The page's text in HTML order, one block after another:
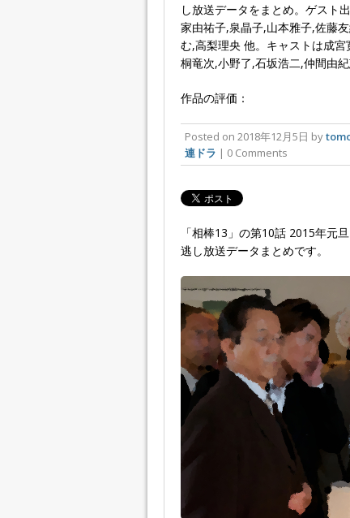
し放送データをまとめ。ゲスト
家由祐子,泉晶子,山本雅子,佐藤
む,高梨理央 他。キャストは成
桐竜次,小野了,石坂浩二,仲間由
作品の評価：
Posted on 2018年12月5日 by
連ドラ | 0 Comments
「相棒13」の第10話 2015年元
逃し放送データまとめです。